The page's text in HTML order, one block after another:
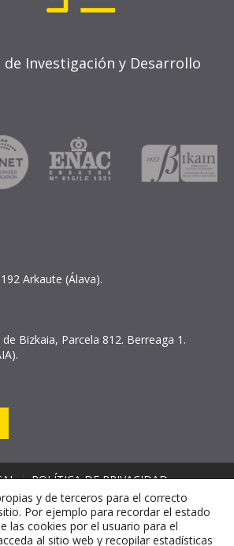
Investigación y Desarrollo
Arkaute (Álava).
Bizkaia, Parcela 812. Berreaga 1.
POLÍTICA DE PRIVACIDAD
DE COOKIES
DE DENUNCIAS
INFORMACIÓN CONTRA EL
y de terceros para el correcto
Por ejemplo para recordar el estado
las cookies por el usuario para el
al sitio web y recopilar estadísticas